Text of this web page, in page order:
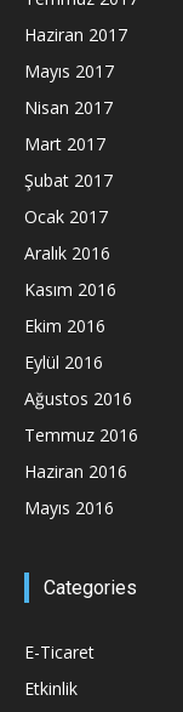
Haziran 2017
Mayıs 2017
Nisan 2017
Mart 2017
Şubat 2017
Ocak 2017
Aralık 2016
Kasım 2016
Ekim 2016
Eylül 2016
Ağustos 2016
Temmuz 2016
Haziran 2016
Mayıs 2016
Categories
E-Ticaret
Etkinlik